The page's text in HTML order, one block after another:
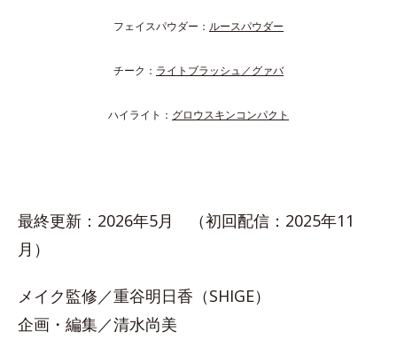
フェイスパウダー： ルースパウダー
チーク： ライトブラッシュ／グァバ
ハイライト： グロウスキンコンパクト
最終更新：2026年5月 （初回配信：2025年11
月）
メイク監修／重谷明日香（SHIGE）
企画・編集／清水尚美